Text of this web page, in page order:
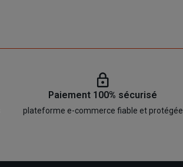
Paiement 100% sécurisé
plateforme e-commerce fiable et protégée